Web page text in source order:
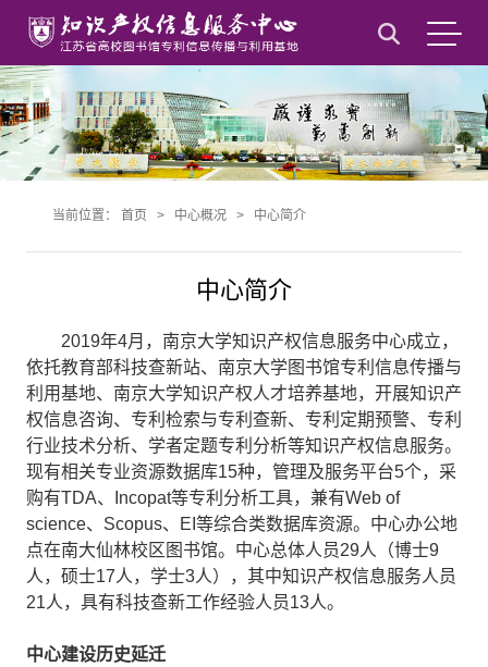
当前位置： 首页 > 中心概况 > 中心简介
中心简介
2019年4月，南京大学知识产权信息服务中心成立，
依托教育部科技查新站、南京大学图书馆专利信息传播与
利用基地、南京大学知识产权人才培养基地，开展知识产
权信息咨询、专利检索与专利查新、专利定期预警、专利
行业技术分析、学者定题专利分析等知识产权信息服务。
现有相关专业资源数据库15种，管理及服务平台5个，采
购有TDA、Incopat等专利分析工具，兼有Web of
science、Scopus、EI等综合类数据库资源。中心办公地
点在南大仙林校区图书馆。中心总体人员29人（博士9
人，硕士17人，学士3人），其中知识产权信息服务人员
21人，具有科技查新工作经验人员13人。
中心建设历史延迁